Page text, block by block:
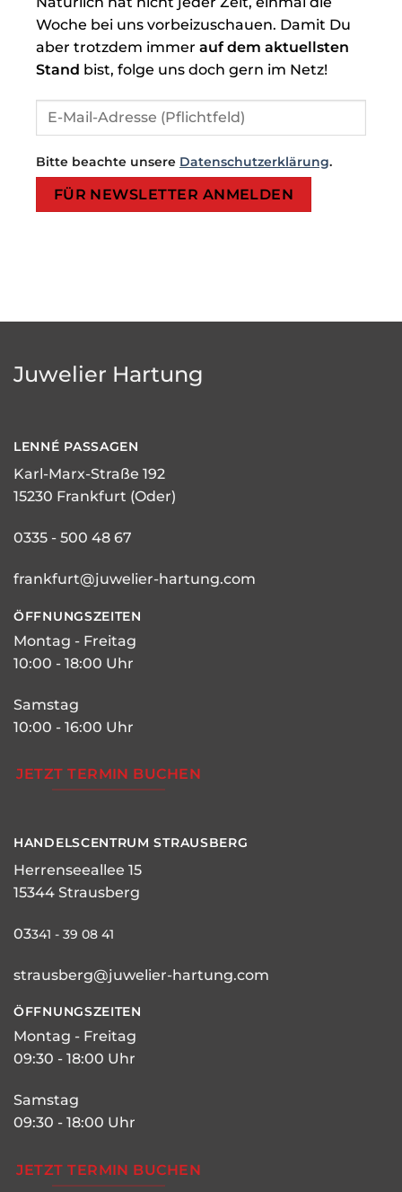
Woche bei uns vorbeizuschauen. Damit Du
aber trotzdem immer auf dem aktuellsten
Stand bist, folge uns doch gern im Netz!
Bitte beachte unsere Datenschutzerklärung.
Bitte lasse dieses Feld leer.
Bitte lasse dieses Feld leer.
Juwelier Hartung
LENNÉ PASSAGEN
Karl-Marx-Straße 192
15230 Frankfurt (Oder)
0335 - 500 48 67
frankfurt@juwelier-hartung.com
ÖFFNUNGSZEITEN
Montag - Freitag
10:00 - 18:00 Uhr
Samstag
10:00 - 16:00 Uhr
JETZT TERMIN BUCHEN
HANDELSCENTRUM STRAUSBERG
Herrenseeallee 15
15344 Strausberg
03341 - 39 08 41
strausberg@juwelier-hartung.com
ÖFFNUNGSZEITEN
Montag - Freitag
09:30 - 18:00 Uhr
Samstag
09:30 - 18:00 Uhr
JETZT TERMIN BUCHEN